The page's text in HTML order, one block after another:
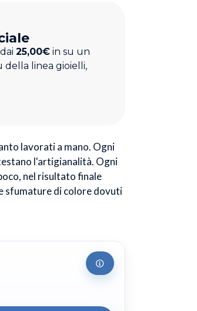
25,00€in su un
della linea gioielli,
lavorati a mano. Ogni
l'artigianalità. Ogni
nel risultato finale
sfumature di colore dovuti